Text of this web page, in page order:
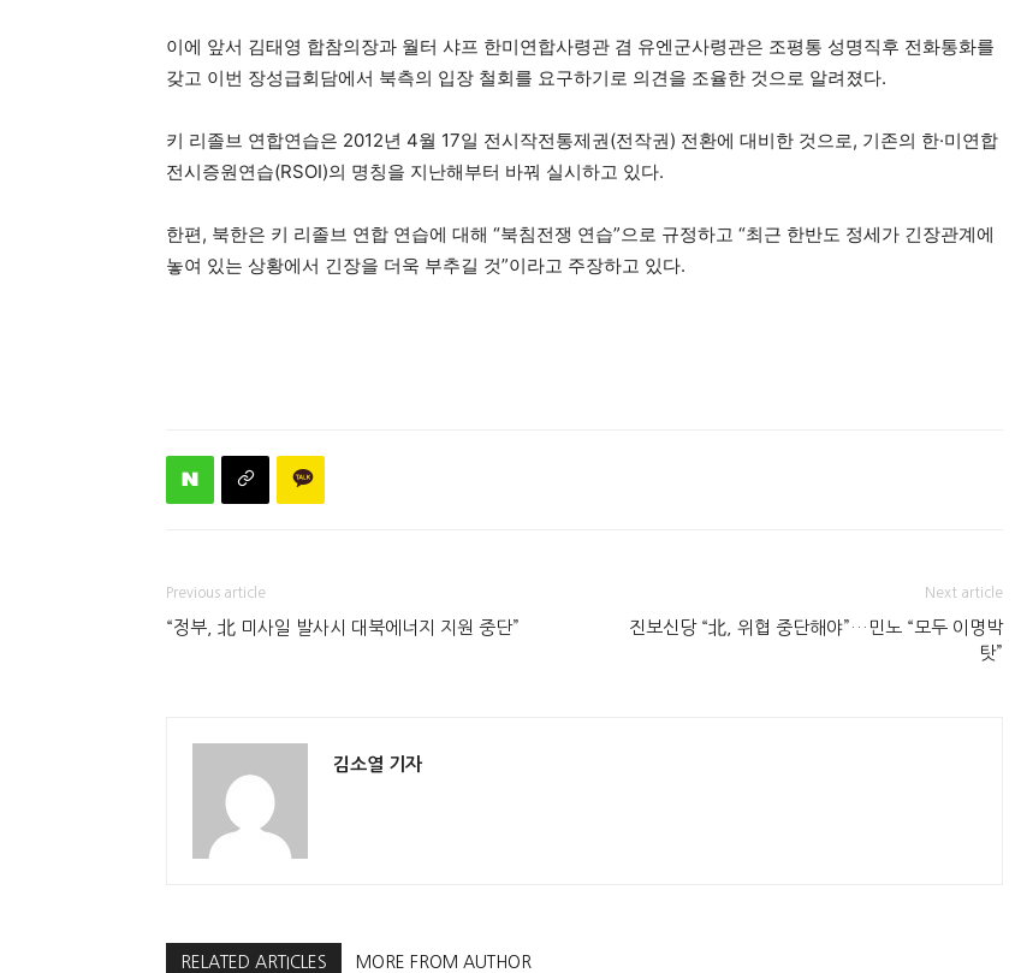
이에 앞서 김태영 합참의장과 월터 샤프 한미연합사령관 겸 유엔군사령관은 조평통 성명직후 전화통화를
갖고 이번 장성급회담에서 북측의 입장 철회를 요구하기로 의견을 조율한 것으로 알려졌다.
키 리졸브 연합연습은 2012년 4월 17일 전시작전통제권(전작권) 전환에 대비한 것으로, 기존의 한·미연합
전시증원연습(RSOI)의 명칭을 지난해부터 바꿔 실시하고 있다.
한편, 북한은 키 리졸브 연합 연습에 대해 “북침전쟁 연습”으로 규정하고 “최근 한반도 정세가 긴장관계에
놓여 있는 상황에서 긴장을 더욱 부추길 것”이라고 주장하고 있다.
Previous article
“정부, 北 미사일 발사시 대북에너지 지원 중단”
Next article
진보신당 “北, 위협 중단해야”…민노 “모두 이명박
탓”
김소열 기자
RELATED ARTICLES MORE FROM AUTHOR